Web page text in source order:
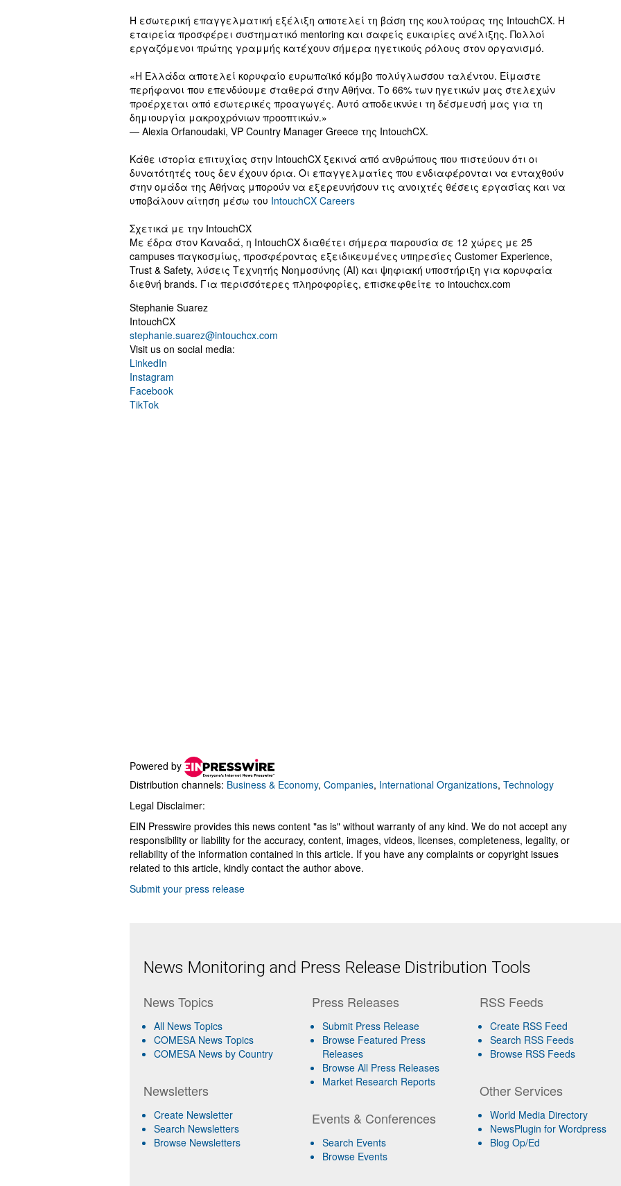
Η εσωτερική επαγγελματική εξέλιξη αποτελεί τη βάση της κουλτούρας της IntouchCX. Η
εταιρεία προσφέρει συστηματικό mentoring και σαφείς ευκαιρίες ανέλιξης. Πολλοί
εργαζόμενοι πρώτης γραμμής κατέχουν σήμερα ηγετικούς ρόλους στον οργανισμό.
«Η Ελλάδα αποτελεί κορυφαίο ευρωπαϊκό κόμβο πολύγλωσσου ταλέντου. Είμαστε
περήφανοι που επενδύουμε σταθερά στην Αθήνα. Το 66% των ηγετικών μας στελεχών
προέρχεται από εσωτερικές προαγωγές. Αυτό αποδεικνύει τη δέσμευσή μας για τη
δημιουργία μακροχρόνιων προοπτικών.»
— Alexia Orfanoudaki, VP Country Manager Greece της IntouchCX.
Κάθε ιστορία επιτυχίας στην IntouchCX ξεκινά από ανθρώπους που πιστεύουν ότι οι
δυνατότητές τους δεν έχουν όρια. Οι επαγγελματίες που ενδιαφέρονται να ενταχθούν
στην ομάδα της Αθήνας μπορούν να εξερευνήσουν τις ανοιχτές θέσεις εργασίας και να
υποβάλουν αίτηση μέσω του IntouchCX Careers
Σχετικά με την IntouchCX
Με έδρα στον Καναδά, η IntouchCX διαθέτει σήμερα παρουσία σε 12 χώρες με 25
campuses παγκοσμίως, προσφέροντας εξειδικευμένες υπηρεσίες Customer Experience,
Trust & Safety, λύσεις Τεχνητής Νοημοσύνης (AI) και ψηφιακή υποστήριξη για κορυφαία
διεθνή brands. Για περισσότερες πληροφορίες, επισκεφθείτε το intouchcx.com
Stephanie Suarez
IntouchCX
stephanie.suarez@intouchcx.com
Visit us on social media:
LinkedIn
Instagram
Facebook
TikTok
Powered by
Distribution channels: Business & Economy, Companies, International Organizations, Technology
Legal Disclaimer:
EIN Presswire provides this news content "as is" without warranty of any kind. We do not accept any
responsibility or liability for the accuracy, content, images, videos, licenses, completeness, legality, or
reliability of the information contained in this article. If you have any complaints or copyright issues
related to this article, kindly contact the author above.
Submit your press release
News Monitoring and Press Release Distribution Tools
News Topics
All News Topics
COMESA News Topics
COMESA News by Country
Newsletters
Create Newsletter
Search Newsletters
Browse Newsletters
Press Releases
Submit Press Release
Browse Featured Press
Releases
Browse All Press Releases
Market Research Reports
Events & Conferences
Search Events
Browse Events
RSS Feeds
Create RSS Feed
Search RSS Feeds
Browse RSS Feeds
Other Services
World Media Directory
NewsPlugin for Wordpress
Blog Op/Ed